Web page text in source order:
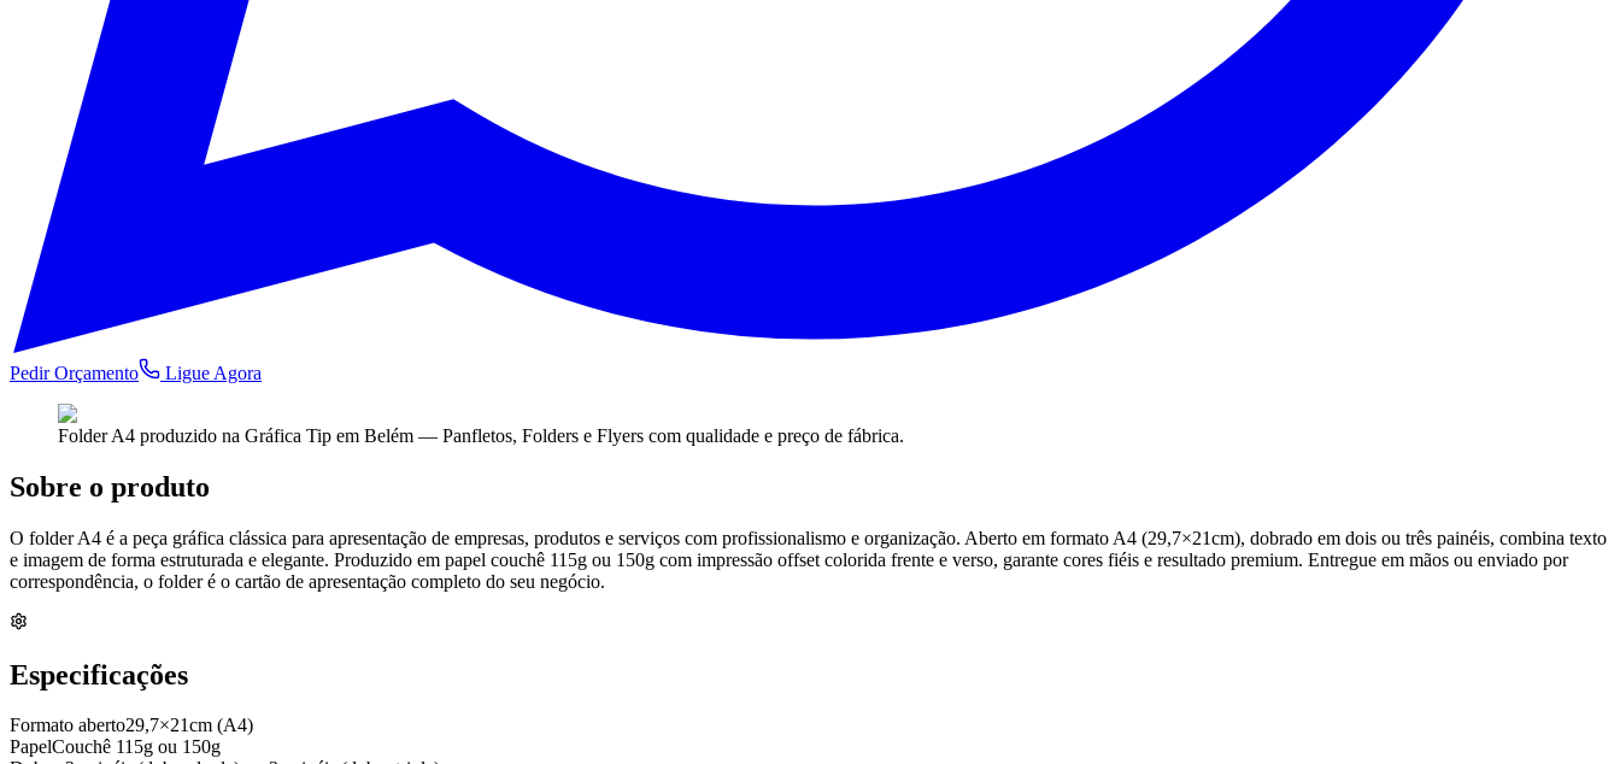
Pedir Orçamento Ligue Agora
Folder A4 produzido na Gráfica Tip em Belém — Panfletos, Folders e Flyers com qualidade e preço de fábrica.
Sobre o produto
O folder A4 é a peça gráfica clássica para apresentação de empresas, produtos e serviços com profissionalismo e organização. Aberto em formato A4 (29,7×21cm), dobrado em dois ou três painéis, combina texto
e imagem de forma estruturada e elegante. Produzido em papel couchê 115g ou 150g com impressão offset colorida frente e verso, garante cores fiéis e resultado premium. Entregue em mãos ou enviado por
correspondência, o folder é o cartão de apresentação completo do seu negócio.
Especificações
Formato aberto29,7×21cm (A4)
PapelCouchê 115g ou 150g